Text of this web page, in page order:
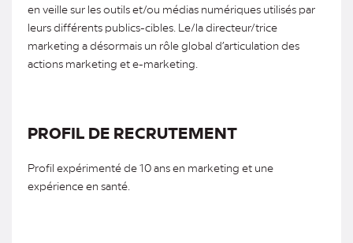
en veille sur les outils et/ou médias numériques utilisés par
leurs différents publics-cibles. Le/la directeur/trice
marketing a désormais un rôle global d’articulation des
actions marketing et e-marketing.
PROFIL DE RECRUTEMENT
Profil expérimenté de 10 ans en marketing et une
expérience en santé.